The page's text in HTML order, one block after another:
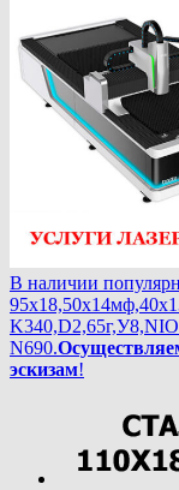
В наличии
N690.
эскизам!